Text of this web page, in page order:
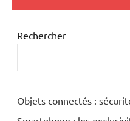
Rechercher
Objets connectés :